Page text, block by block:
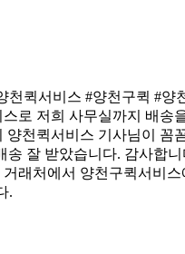
퀵서비스 #양천구퀵 #양
로 저희 사무실까지 배송
천퀵서비스 기사님이 꼼
잘 받았습니다. 감사합
래처에서 양천구퀵서비
.